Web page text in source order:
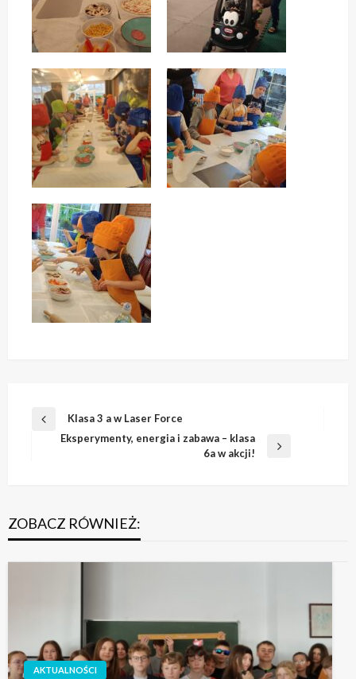
Nawigacja
wpisu
PoprzedniKlasa 3 a w Laser Force
Eksperymenty, energia i zabawa – klasa
6a w akcji!
ZOBACZ RÓWNIEŻ:
AKTUALNOŚCI